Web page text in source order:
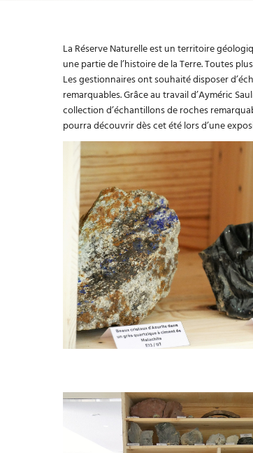
La Réserve Naturelle est un territoire
une partie de l’histoire de la Terre. Toutes
Les gestionnaires ont souhaité disposer
remarquables. Grâce au travail d’Ayméric
collection d’échantillons de roches
pourra découvrir dès cet été lors d’une